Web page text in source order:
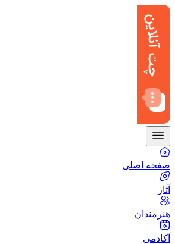
صفحه اصلی
آثار
هنرمندان
آکادمی